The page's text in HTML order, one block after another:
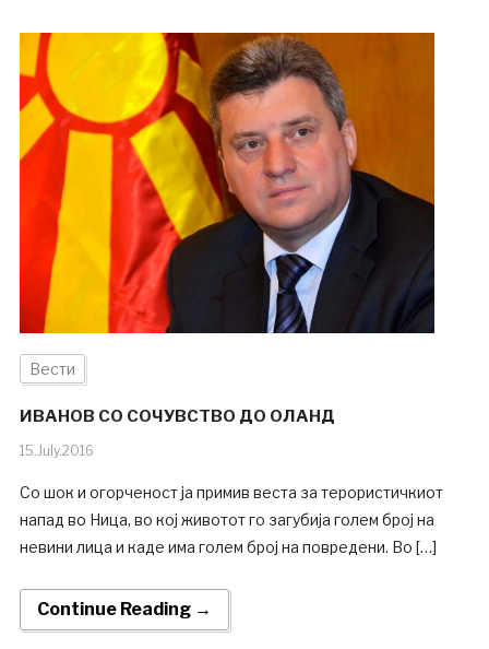
Вести
ИВАНОВ СО СОЧУВСТВО ДО ОЛАНД
15.July.2016
Со шок и огорченост ја примив веста за терористичкиот
напад во Ница, во кој животот го загубија голем број на
невини лица и каде има голем број на повредени. Во […]
Continue Reading →